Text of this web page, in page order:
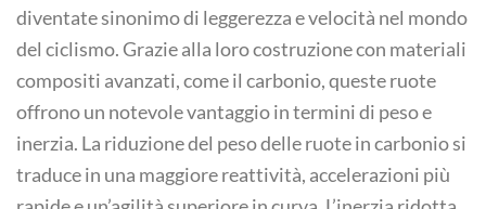
diventate sinonimo di leggerezza e velocità nel mondo
del ciclismo. Grazie alla loro costruzione con materiali
compositi avanzati, come il carbonio, queste ruote
offrono un notevole vantaggio in termini di peso e
inerzia. La riduzione del peso delle ruote in carbonio si
traduce in una maggiore reattività, accelerazioni più